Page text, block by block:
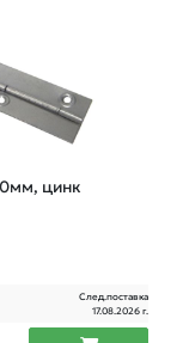
цинк
След.поставка
17.08.2026 г.